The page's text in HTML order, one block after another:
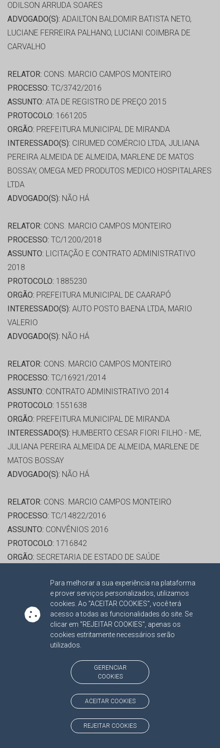
Para melhorar a sua experiência na plataforma
e prover serviços personalizados, utilizamos
cookies. Ao "ACEITAR COOKIES", você terá
acesso a todas as funcionalidades do site. Se
clicar em "REJEITAR COOKIES", apenas os
cookies estritamente necessários serão
utilizados.
GERENCIAR
COOKIES
ACEITAR COOKIES
REJEITAR COOKIES
ODILSON ARRUDA SOARES
ADVOGADO(S): ADAILTON BALDOMIR BATISTA NETO,
LUCIANE FERREIRA PALHANO, LUCIANI COIMBRA DE
CARVALHO
RELATOR: CONS. MARCIO CAMPOS MONTEIRO
PROCESSO: TC/3742/2016
ASSUNTO: ATA DE REGISTRO DE PREÇO 2015
PROTOCOLO: 1661205
ORGÃO: PREFEITURA MUNICIPAL DE MIRANDA
INTERESSADO(S): CIRUMED COMÉRCIO LTDA, JULIANA
PEREIRA ALMEIDA DE ALMEIDA, MARLENE DE MATOS
BOSSAY, OMEGA MED PRODUTOS MEDICO HOSPITALARES
LTDA
ADVOGADO(S): NÃO HÁ
RELATOR: CONS. MARCIO CAMPOS MONTEIRO
PROCESSO: TC/1200/2018
ASSUNTO: LICITAÇÃO E CONTRATO ADMINISTRATIVO
2018
PROTOCOLO: 1885230
ORGÃO: PREFEITURA MUNICIPAL DE CAARAPÓ
INTERESSADO(S): AUTO POSTO BAENA LTDA, MARIO
VALERIO
ADVOGADO(S): NÃO HÁ
RELATOR: CONS. MARCIO CAMPOS MONTEIRO
PROCESSO: TC/16921/2014
ASSUNTO: CONTRATO ADMINISTRATIVO 2014
PROTOCOLO: 1551638
ORGÃO: PREFEITURA MUNICIPAL DE MIRANDA
INTERESSADO(S): HUMBERTO CESAR FIORI FILHO - ME,
JULIANA PEREIRA ALMEIDA DE ALMEIDA, MARLENE DE
MATOS BOSSAY
ADVOGADO(S): NÃO HÁ
RELATOR: CONS. MARCIO CAMPOS MONTEIRO
PROCESSO: TC/14822/2016
ASSUNTO: CONVÊNIOS 2016
PROTOCOLO: 1716842
ORGÃO: SECRETARIA DE ESTADO DE SAÚDE
MATOGROSSENSE, NELSON BARBOSA TAVARES, ROBSON
YUTAKA FUKUDA
ADVOGADO(S):NÃO HÁ
PROCESSO(S) APENSADO(S):
TC/00014822/2016/001 RECURSO 2016
CONS. MARCIO CAMPOS MONTEIRO
TC/16924/2014
CONTRATO ADMINISTRATIVO 2014
1551545
FUNDO ESPECIAL P/ INSTALAÇÃO, DESENV. E